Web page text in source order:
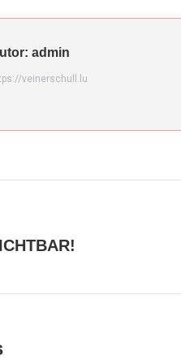
admin
veinerschull.lu